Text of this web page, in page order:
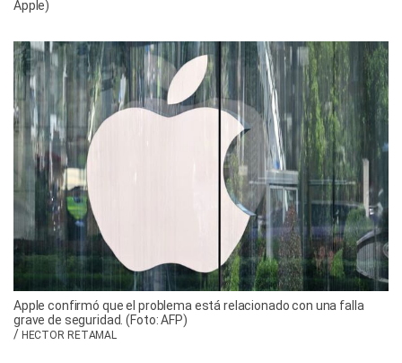
Apple)
Apple confirmó que el problema está relacionado con una falla
grave de seguridad. (Foto: AFP)
/ HECTOR RETAMAL